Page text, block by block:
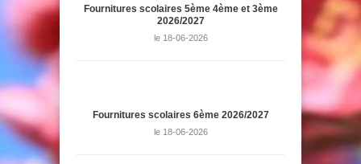
Fournitures scolaires 5ème 4ème et 3ème
2026/2027
le 18-06-2026
Fournitures scolaires 6ème 2026/2027
le 18-06-2026